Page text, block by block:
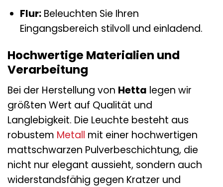
Flur:Beleuchten Sie Ihren
Eingangsbereich stilvoll und einladend.
Hochwertige Materialien und
Verarbeitung
Bei der Herstellung von Hetta legen wir
größten Wert auf Qualität und
Langlebigkeit. Die Leuchte besteht aus
robustem Metall mit einer hochwertigen
mattschwarzen Pulverbeschichtung, die
nicht nur elegant aussieht, sondern auch
widerstandsfähig gegen Kratzer und